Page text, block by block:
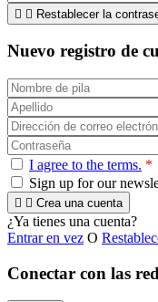
  Restablecer la
Nuevo registro de
I agree to the terms. *
Sign up for our
  Crea una cuenta
¿Ya tienes una cuenta?
Entrar en vez O
Conectar con las